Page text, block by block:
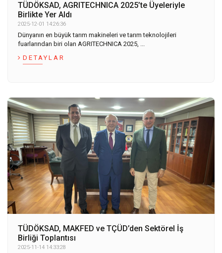
TÜDÖKSAD, AGRITECHNICA 2025’te Üyeleriyle
Birlikte Yer Aldı
2025-12-01 14:26:36
Dünyanın en büyük tarım makineleri ve tarım teknolojileri
fuarlarından biri olan AGRITECHNICA 2025, ...
DETAYLAR
TÜDÖKSAD, MAKFED ve TÇÜD’den Sektörel İş
Birliği Toplantısı
2025-11-14 14:33:28